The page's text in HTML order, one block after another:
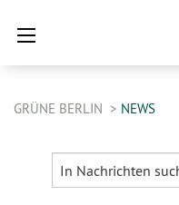
GRÜNE BERLIN NEWS